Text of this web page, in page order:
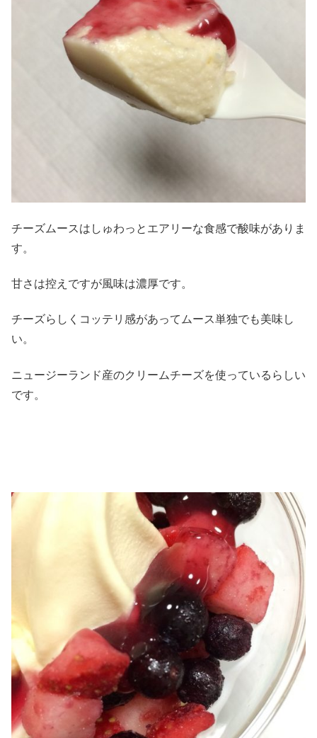
チーズムースはしゅわっとエアリーな食感で酸味がありま
す。
甘さは控えですが風味は濃厚です。
チーズらしくコッテリ感があってムース単独でも美味し
い。
ニュージーランド産のクリームチーズを使っているらしい
です。